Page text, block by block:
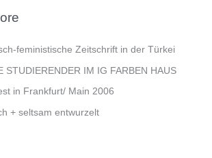
feministische Zeitschrift in der Türkei
STUDIERENDER IM IG FARBEN HAUS
in Frankfurt/ Main 2006
+ seltsam entwurzelt